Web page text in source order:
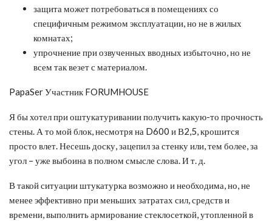
защита может потребоваться в помещениях со
специфичным режимом эксплуатации, но не в жилых
комнатах;
упрочнение при озвученных вводных избыточно, но не
всем так везет с материалом.
PapaSer Участник FORUMHOUSE
Я бы хотел при оштукатуривании получить какую-то прочность
стены. А то мой блок, несмотря на D600 и В2,5, крошится
просто влет. Несешь доску, зацепил за стенку или, тем более, за
угол – уже выбоина в полном смысле слова. И т. д.
В такой ситуации штукатурка возможно и необходима, но, не
менее эффективно при меньших затратах сил, средств и
времени, выполнить армирование стеклосеткой, утопленной в